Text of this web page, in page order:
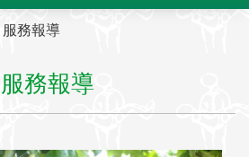
o
a
服務報導
服務報導